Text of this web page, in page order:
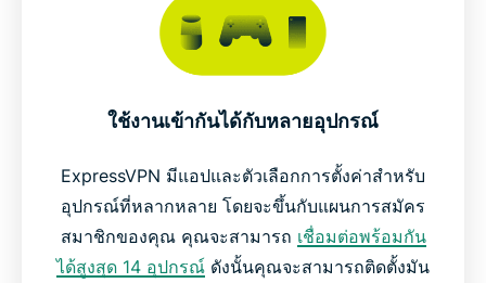
ใช้งานเข้ากันได้กับหลายอุปกรณ์
ExpressVPN มีแอปและตัวเลือกการตั้งค่าสำหรับ
อุปกรณ์ที่หลากหลาย โดยจะขึ้นกับแผนการสมัคร
สมาชิกของคุณ คุณจะสามารถ เชื่อมต่อพร้อมกัน
ได้สูงสุด 14 อุปกรณ์ ดังนั้นคุณจะสามารถติดตั้งมัน